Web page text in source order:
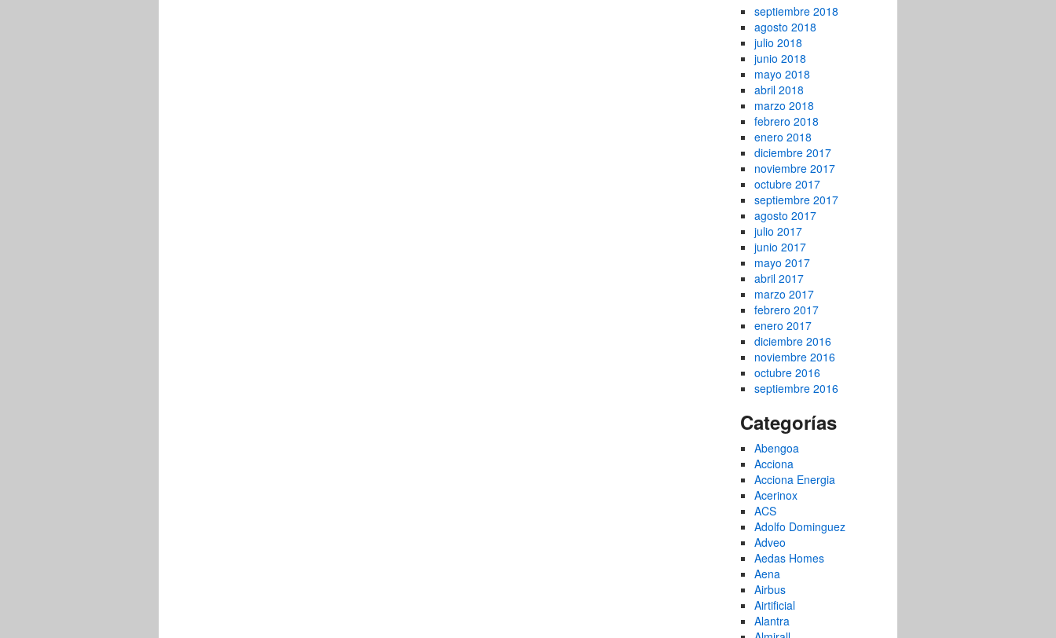
septiembre 2018
agosto 2018
julio 2018
junio 2018
mayo 2018
abril 2018
marzo 2018
febrero 2018
enero 2018
diciembre 2017
noviembre 2017
octubre 2017
septiembre 2017
agosto 2017
julio 2017
junio 2017
mayo 2017
abril 2017
marzo 2017
febrero 2017
enero 2017
diciembre 2016
noviembre 2016
octubre 2016
septiembre 2016
Categorías
Abengoa
Acciona
Acciona Energia
Acerinox
ACS
Adolfo Dominguez
Adveo
Aedas Homes
Aena
Airbus
Airtificial
Alantra